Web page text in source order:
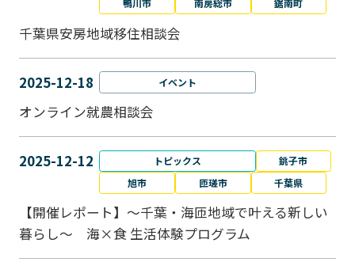
鴨川市
南房総市 鋸南町
千葉県安房地域移住相談会
2025-12-18 イベント
オンライン就農相談会
2025-12-12 トピックス
銚子市
旭市
匝瑳市 千葉県
【開催レポート】～千葉・海匝地域で叶える新しい
暮らし～ 海×食 生活体験プログラム